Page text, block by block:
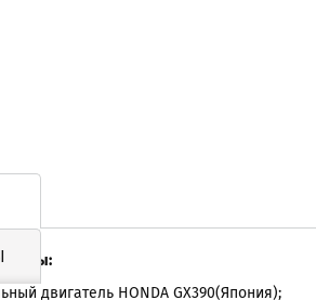
двигатель HONDA GX390(Япония);